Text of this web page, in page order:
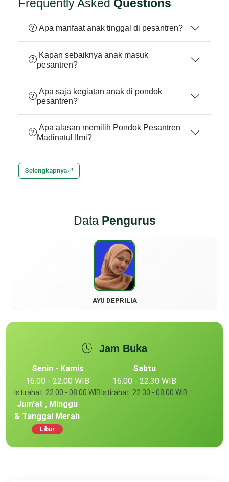
Frequently Asked Questions
Apa manfaat anak tinggal di pesantren?
Kapan sebaiknya anak masuk
pesantren?
Apa saja kegiatan anak di pondok
pesantren?
Apa alasan memilih Pondok Pesantren
Madinatul Ilmi?
Selengkapnya
DataPengurus
AYU DEPRILIA
Jam Buka
Senin - Kamis
16.00 - 22.00 WIB
Istirahat: 22.00 - 08.00 WIB
Sabtu
16.00 - 22.30 WIB
Istirahat: 22.30 - 08.00 WIB
Jum'at , Minggu
& Tanggal Merah
Libur